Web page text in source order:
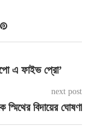
এ ফাইভ প্রো’
next post
স্মিথের বিদায়ের ঘোষণা